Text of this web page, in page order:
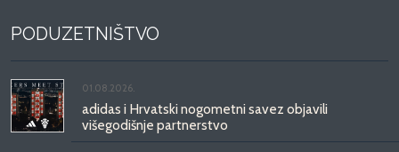
PODUZETNIŠTVO
01.08.2026.
adidas i Hrvatski nogometni savez objavili
višegodišnje partnerstvo